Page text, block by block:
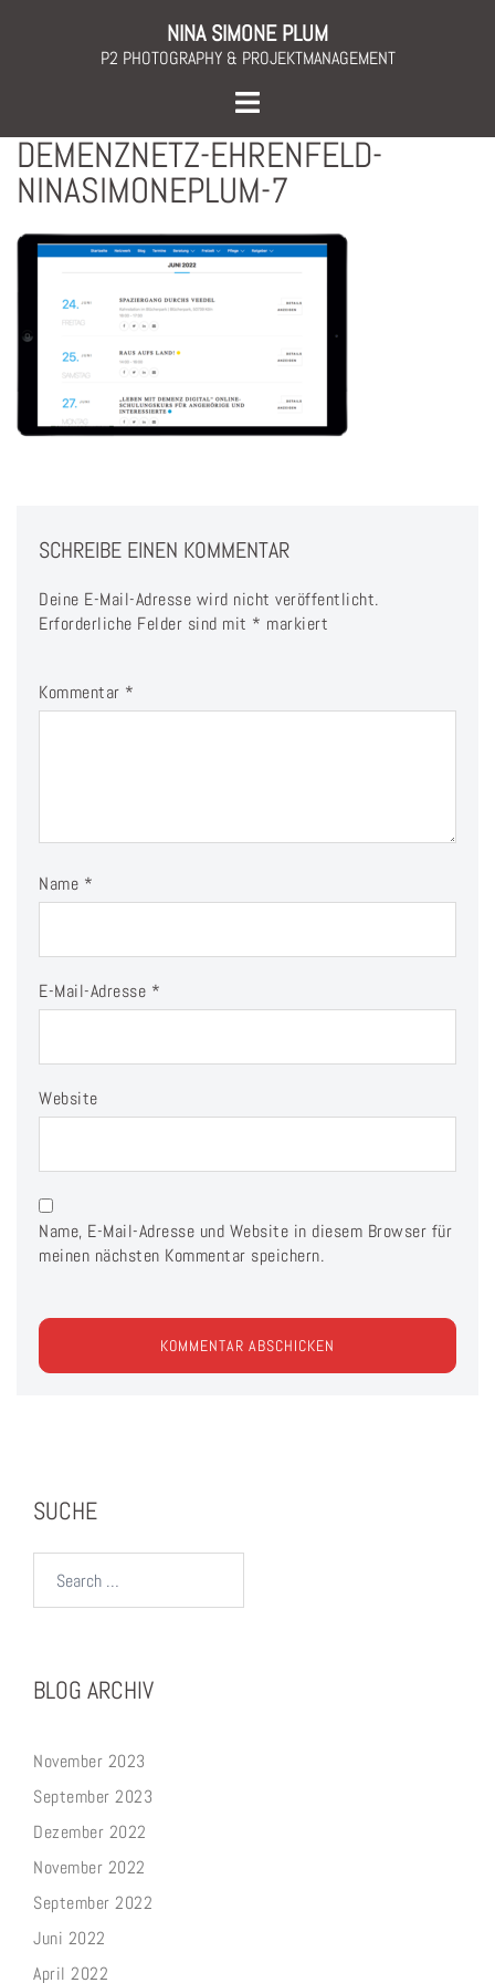
NINA SIMONE PLUM
P2 PHOTOGRAPHY & PROJEKTMANAGEMENT
Toggle
menu
DEMENZNETZ-EHRENFELD-
NINASIMONEPLUM-7
SCHREIBE EINEN KOMMENTAR
Deine E-Mail-Adresse wird nicht veröffentlicht.
Erforderliche Felder sind mit * markiert
Kommentar *
Name *
E-Mail-Adresse *
Website
Name, E-Mail-Adresse und Website in diesem Browser für
meinen nächsten Kommentar speichern.
SUCHE
BLOG ARCHIV
November 2023
September 2023
Dezember 2022
November 2022
September 2022
Juni 2022
April 2022